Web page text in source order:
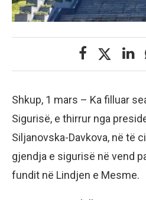
Shkup, 1 mars – Ka filluar
Sigurisë, e thirrur nga
Siljanovska-Davkova, në të
gjendja e sigurisë në vend
fundit në Lindjen e Mesme.